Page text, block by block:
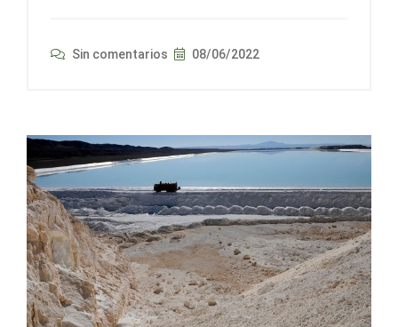
Sin comentarios 08/06/2022